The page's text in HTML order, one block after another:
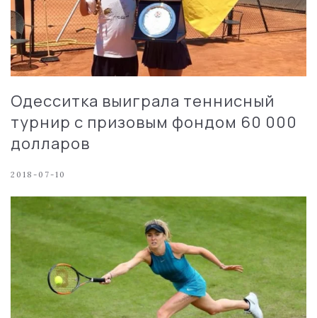
Одесситка выиграла теннисный
турнир с призовым фондом 60 000
долларов
2018-07-10